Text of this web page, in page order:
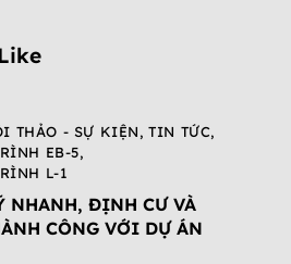
THẢO - SỰ KIỆN,TIN TỨC,
EB-5,
L-1
NHANH, ĐỊNH CƯ VÀ
CÔNG VỚI DỰ ÁN